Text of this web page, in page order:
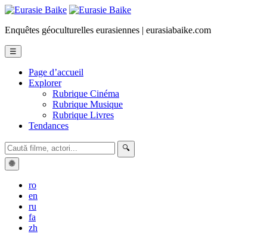
Enquêtes géoculturelles eurasiennes | eurasiabaike.com
☰
Page d’accueil
Explorer
Rubrique Cinéma
Rubrique Musique
Rubrique Livres
Tendances
🔍
🌐
ro
en
ru
fa
zh